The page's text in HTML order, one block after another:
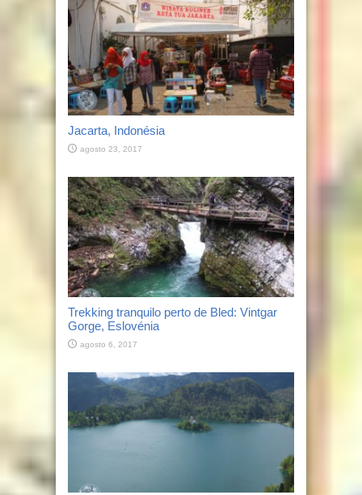
Jacarta, Indonésia
agosto 23, 2017
Trekking tranquilo perto de Bled: Vintgar
Gorge, Eslovénia
agosto 6, 2017